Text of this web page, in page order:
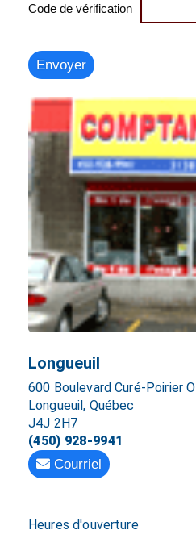
Code de vérification
Longueuil
600 Boulevard Curé-Poirier O
Longueuil, Québec
J4J 2H7
(450) 928-9941
Courriel
Heures d'ouverture